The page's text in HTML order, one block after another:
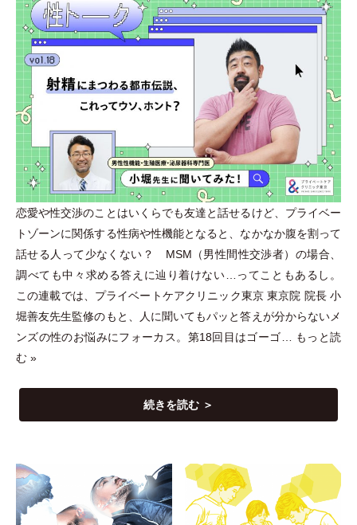
恋愛や性交渉のことはいくらでも友達と話せるけど、プライベー
トゾーンに関係する性病や性機能となると、なかなか腹を割って
話せる人って少なくない？ MSM （男性間性交渉者） の場合、
調べても中々求める答えに辿り着けない…ってこともあるし。
この連載では、プライベートケアクリニック東京 東京院 院長 小
堀善友先生監修のもと、人に聞いてもパッと答えが分からないメ
ンズの性のお悩みにフォーカス。第18回目はゴーゴ…
もっと読
む »
続きを読む ＞